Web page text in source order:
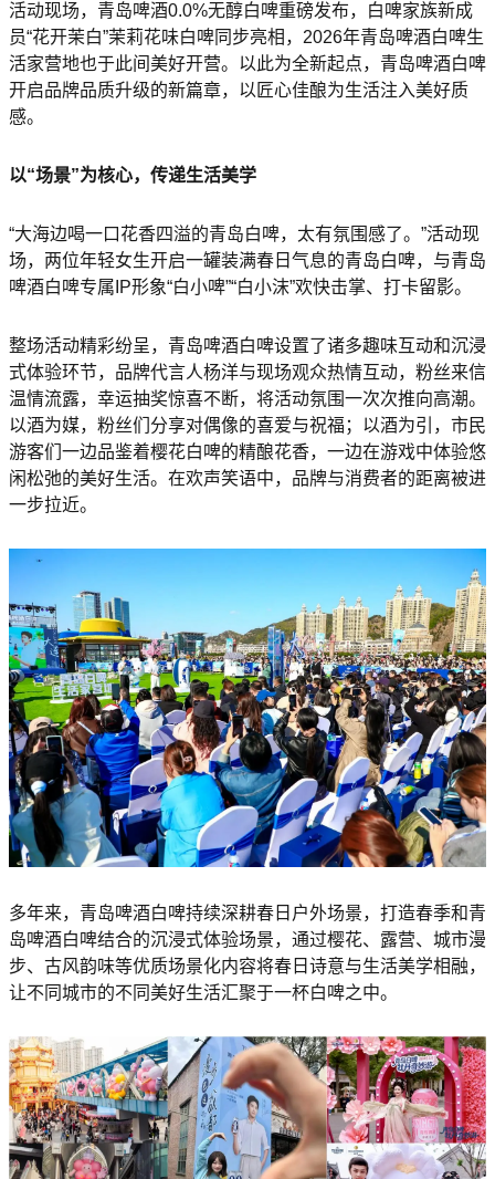
活动现场，青岛啤酒0.0%无醇白啤重磅发布，白啤家族新成
员“花开茉白”茉莉花味白啤同步亮相，2026年青岛啤酒白啤生
活家营地也于此间美好开营。以此为全新起点，青岛啤酒白啤
开启品牌品质升级的新篇章，以匠心佳酿为生活注入美好质
感。
以“场景”为核心，传递生活美学
“大海边喝一口花香四溢的青岛白啤，太有氛围感了。”活动现
场，两位年轻女生开启一罐装满春日气息的青岛白啤，与青岛
啤酒白啤专属IP形象“白小啤”“白小沫”欢快击掌、打卡留影。
整场活动精彩纷呈，青岛啤酒白啤设置了诸多趣味互动和沉浸
式体验环节，品牌代言人杨洋与现场观众热情互动，粉丝来信
温情流露，幸运抽奖惊喜不断，将活动氛围一次次推向高潮。
以酒为媒，粉丝们分享对偶像的喜爱与祝福；以酒为引，市民
游客们一边品鉴着樱花白啤的精酿花香，一边在游戏中体验悠
闲松弛的美好生活。在欢声笑语中，品牌与消费者的距离被进
一步拉近。
多年来，青岛啤酒白啤持续深耕春日户外场景，打造春季和青
岛啤酒白啤结合的沉浸式体验场景，通过樱花、露营、城市漫
步、古风韵味等优质场景化内容将春日诗意与生活美学相融，
让不同城市的不同美好生活汇聚于一杯白啤之中。